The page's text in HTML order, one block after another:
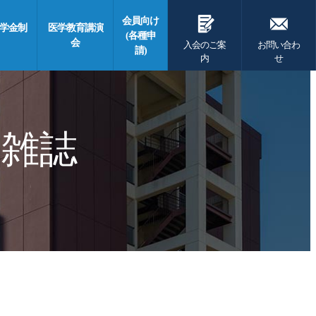
金制
医学教育講演
会
会員向け
(各種申
請)
G
入会のご案
内
F
お問い合わ
せ
誌